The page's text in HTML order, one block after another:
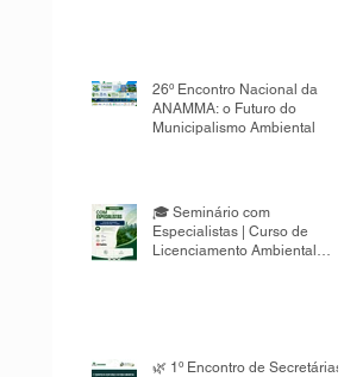
26º Encontro Nacional da
ANAMMA: o Futuro do
Municipalismo Ambiental
🎓 Seminário com
Especialistas | Curso de
Licenciamento Ambiental
🌿 1º Encontro de Secretárias